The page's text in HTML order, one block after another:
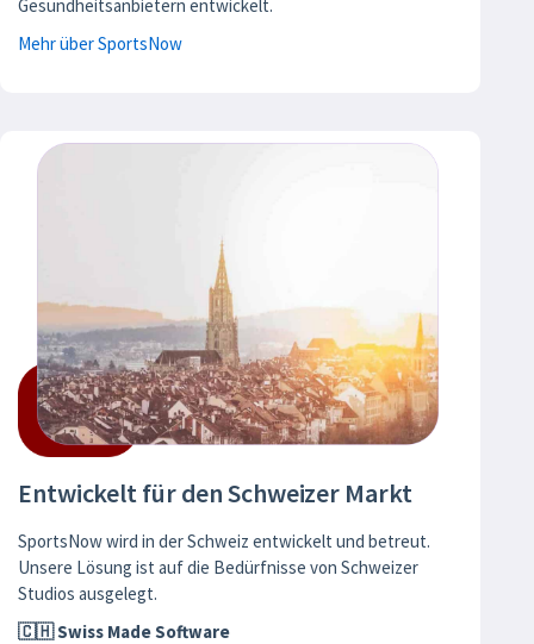
Gesundheitsanbietern entwickelt.
Mehr über SportsNow
Entwickelt für den Schweizer Markt
SportsNow wird in der Schweiz entwickelt und betreut.
Unsere Lösung ist auf die Bedürfnisse von Schweizer
Studios ausgelegt.
🇨🇭 Swiss Made Software